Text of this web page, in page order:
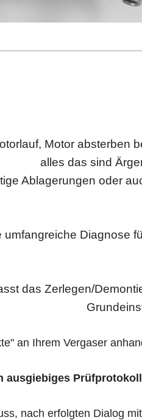
Motor absterben
alles das sind
Ablagerungen oder
Diagnose
das Zerlegen/
an Ihrem Vergaser
ausgiebiges
nach erfolgten Dialog